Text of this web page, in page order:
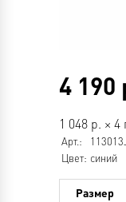
4 190
1 048 р. × 4
Арт.:
Цвет: синий
Размер